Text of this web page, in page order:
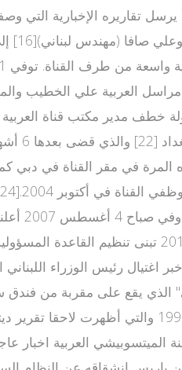
عليه
أطلقت القوات الأمريكية النار وقتلت
محاولة
بهجت
باغتيال أطوار بهجت، وهو أحد عناصر تنظيم القاعدة المدعو
فيديو كاميرا بنك "إتش إس بي سي" الذي
التحقيق[29] وتظهر فيها سيارة مشتبه بها بيك أب بيضاء من